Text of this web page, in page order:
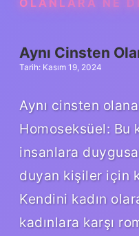
OLANLARA NE
Aynı Cinsten
Tarih: Kasım 19, 2024
Aynı cinsten
Homoseksüel: Bu
insanlara
duyan kişiler için
Kendini kadın
kadınlara karşı